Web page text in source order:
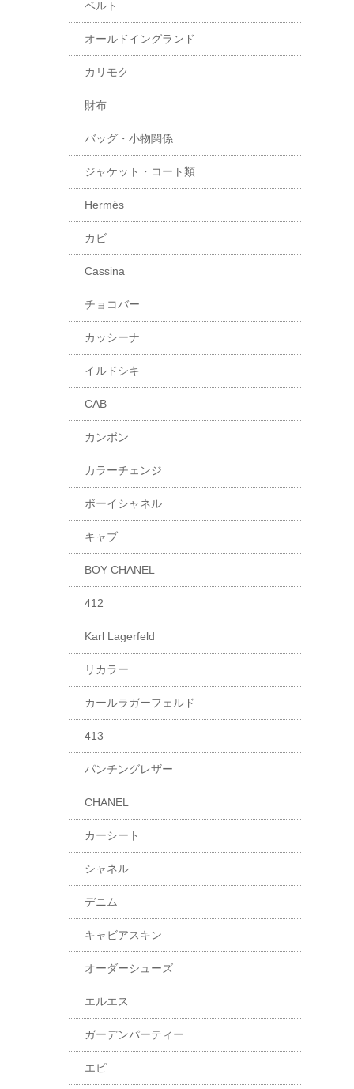
ベルト
オールドイングランド
カリモク
財布
バッグ・小物関係
ジャケット・コート類
Hermès
カビ
Cassina
チョコバー
カッシーナ
イルドシキ
CAB
カンボン
カラーチェンジ
ボーイシャネル
キャブ
BOY CHANEL
412
Karl Lagerfeld
リカラー
カールラガーフェルド
413
パンチングレザー
CHANEL
カーシート
シャネル
デニム
キャビアスキン
オーダーシューズ
エルエス
ガーデンパーティー
エピ